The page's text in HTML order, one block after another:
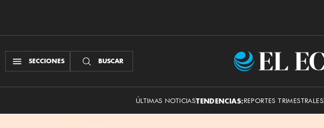
SECCIONES BUSCAR
ÚLTIMAS NOTICIASTENDENCIAS:REPORTES TRIMESTRALES